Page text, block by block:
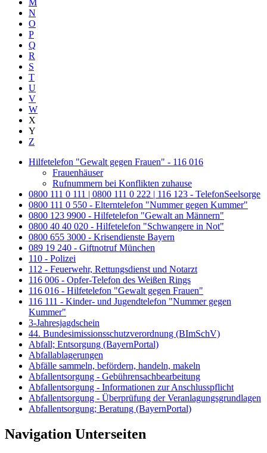
M
N
O
P
Q
R
S
T
U
V
W
X
Y
Z
Hilfetelefon "Gewalt gegen Frauen" - 116 016
Frauenhäuser
Rufnummern bei Konflikten zuhause
0800 111 0 111 | 0800 111 0 222 | 116 123 - TelefonSeelsorge
0800 111 0 550 - Elterntelefon "Nummer gegen Kummer"
0800 123 9900 - Hilfetelefon "Gewalt an Männern"
0800 40 40 020 - Hilfetelefon "Schwangere in Not"
0800 655 3000 - Krisendienste Bayern
089 19 240 - Giftnotruf München
110 - Polizei
112 - Feuerwehr, Rettungsdienst und Notarzt
116 006 - Opfer-Telefon des Weißen Rings
116 016 - Hilfetelefon "Gewalt gegen Frauen"
116 111 - Kinder- und Jugendtelefon "Nummer gegen
Kummer"
3-Jahresjagdschein
44. Bundesimissionsschutzverordnung (BImSchV)
Abfall; Entsorgung (BayernPortal)
Abfallablagerungen
Abfälle sammeln, befördern, handeln, makeln
Abfallentsorgung - Gebührensachbearbeitung
Abfallentsorgung - Informationen zur Anschlusspflicht
Abfallentsorgung - Überprüfung der Veranlagungsgrundlagen
Abfallentsorgung; Beratung (BayernPortal)
Navigation Unterseiten